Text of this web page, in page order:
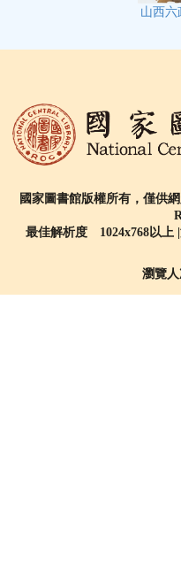
山西六
國家圖書館版權所有，僅供
最佳解析度 1024x768以上
瀏覽人